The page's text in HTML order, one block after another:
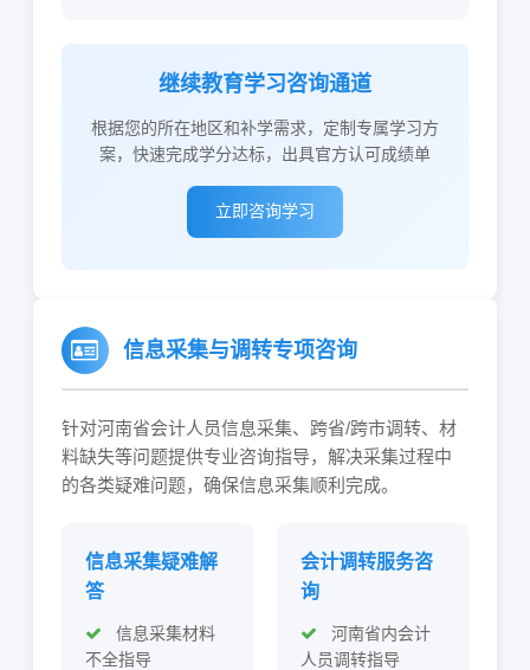
继续教育学习咨询通道
根据您的所在地区和补学需求，定制专属学习方
案，快速完成学分达标，出具官方认可成绩单
立即咨询学习
信息采集与调转专项咨询
针对河南省会计人员信息采集、跨省/跨市调转、材
料缺失等问题提供专业咨询指导，解决采集过程中
的各类疑难问题，确保信息采集顺利完成。
信息采集疑难解
答
信息采集材料
不全指导
会计调转服务咨
询
河南省内会计
人员调转指导